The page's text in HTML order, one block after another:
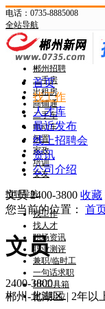
电话：0735-8885008
全站导航
新网首页
郴州头条
郴州招聘
二手房
出租房
商铺通
二手车
电动车
闲置
家政
培训
交友
招聘导航
找工作
找人才
职场资讯
职业测评
兼职/临时工
一句话求职
HR工具箱
附近职位
首页
找工作
人才库
最近发布
线上招聘会
资讯
公司介绍
文员 2400-3800 收藏
您当前的位置： 首
文员
2400-3800
郴州-北湖区| 2年以